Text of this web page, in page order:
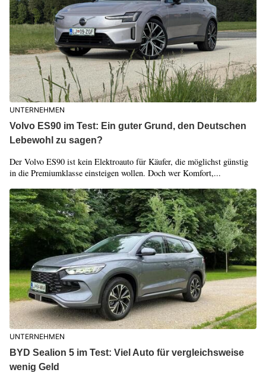
UNTERNEHMEN
Volvo ES90 im Test: Ein guter Grund, den Deutschen
Lebewohl zu sagen?
Der Volvo ES90 ist kein Elektroauto für Käufer, die möglichst günstig
in die Premiumklasse einsteigen wollen. Doch wer Komfort,...
UNTERNEHMEN
BYD Sealion 5 im Test: Viel Auto für vergleichsweise
wenig Geld